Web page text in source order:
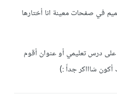
في صفحات معينة انا أختارها
درس تعليمي أو عنوان أقوم
أكون شاااكر جداً:)